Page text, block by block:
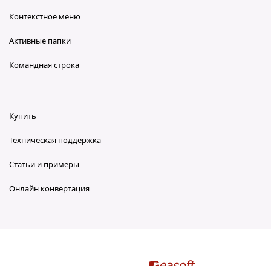
Контекстное меню
Активные папки
Командная строка
Купить
Техническая поддержка
Статьи и примеры
Онлайн конвертация